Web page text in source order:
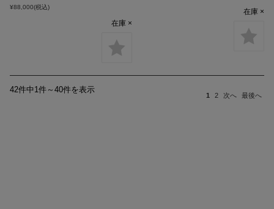
¥88,000(税込)
在庫 ×
在庫 ×
42件中1件～40件を表示 1 2 次へ 最後へ